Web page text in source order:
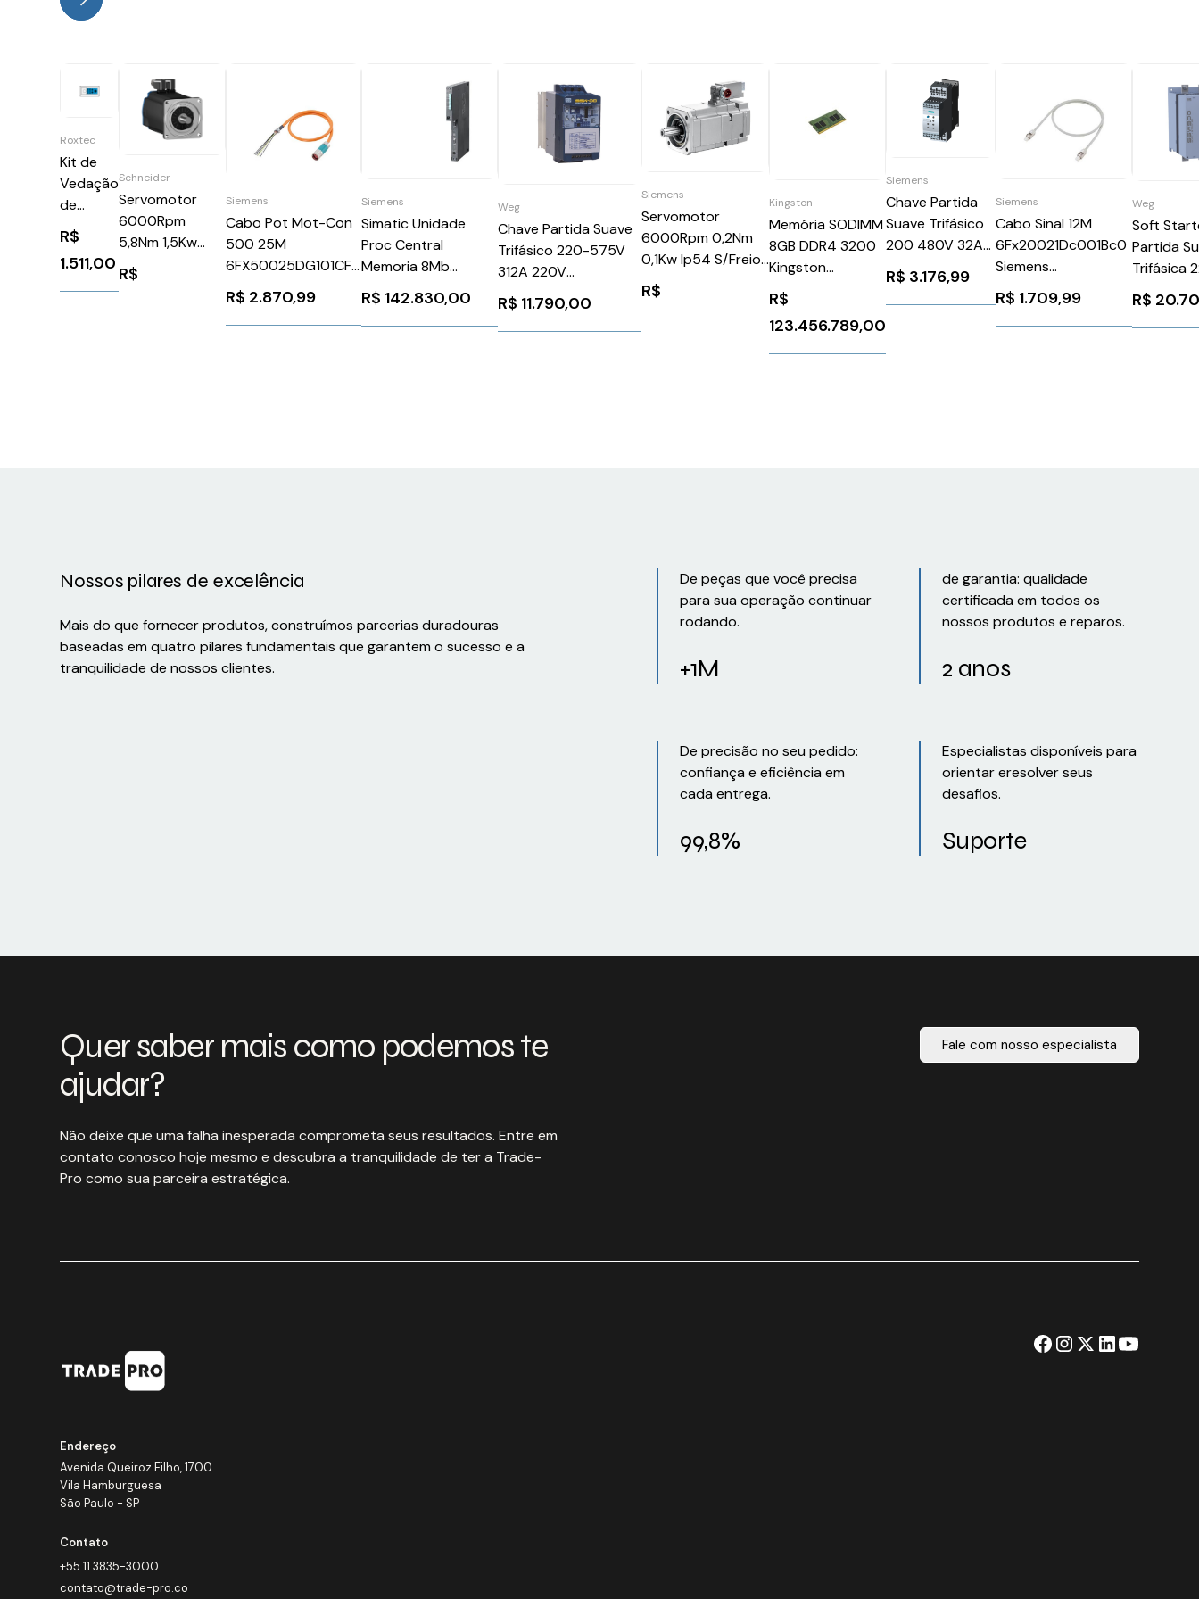
Roxtec
Kit de
Vedação
de
Entrada
de Cabo
CF 8/9
R$
1.511,00
Schneider
Servomotor
6000Rpm
5,8Nm 1,5Kw
Ip50Schneider
BSH1002T01A2A
R$
Siemens
Cabo Pot Mot-Con
500 25M
6FX50025DG101CF0
Siemens 84735
R$ 2.870,99
Siemens
Simatic Unidade
Proc Central
Memoria 8Mb
Siemens
6ES74162XP070AB0
R$ 142.830,00
Weg
Chave Partida Suave
Trifásico 220-575V
312A 220V
BRSSW080312T5SH2Z
WEG Weg 11296764
R$ 11.790,00
Siemens
Servomotor
6000Rpm 0,2Nm
0,1Kw Ip54 S/Freio
1FK70155AK241AG3
Siemens 1301045
R$
Kingston
Memória SODIMM
8GB DDR4 3200
Kingston
KVR32S22S6/8
R$
123.456.789,00
Siemens
Chave Partida
Suave Trifásico
200 480V 32A
110 220V
3RW40272TB04
Siemens 1025891
R$ 3.176,99
Siemens
Cabo Sinal 12M
6Fx20021Dc001Bc0
Siemens
6FX20021DC001BC0
R$ 1.709,99
Weg
Soft
Partida
Trifásica
255A
WEG
R$
Nossos pilares de excelência
Mais do que fornecer produtos, construímos parcerias duradouras
baseadas em quatro pilares fundamentais que garantem o sucesso e a
tranquilidade de nossos clientes.
De peças que você precisa
para sua operação continuar
rodando.
+1M
de garantia: qualidade
certificada em todos os
nossos produtos e reparos.
2 anos
De precisão no seu pedido:
confiança e eficiência em
cada entrega.
99,8%
Especialistas disponíveis para
orientar eresolver seus
desafios.
Suporte
Quer saber mais como podemos te
ajudar?
Não deixe que uma falha inesperada comprometa seus resultados. Entre em
contato conosco hoje mesmo e descubra a tranquilidade de ter a Trade-
Pro como sua parceira estratégica.
Fale com nosso especialista
Endereço
Avenida Queiroz Filho, 1700
Vila Hamburguesa
São Paulo - SP
Contato
+55 11 3835-3000
contato@trade-pro.co